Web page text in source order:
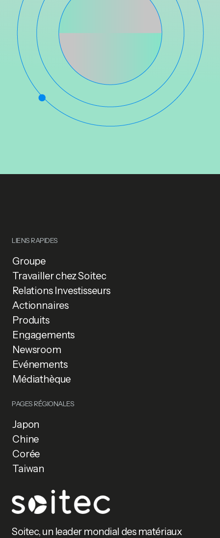
LIENS RAPIDES
Groupe
Travailler chez Soitec
Relations Investisseurs
Actionnaires
Produits
Engagements
Newsroom
Événements
Médiathèque
PAGES RÉGIONALES
Japon
Chine
Corée
Taiwan
Soitec, un leader mondial des matériaux